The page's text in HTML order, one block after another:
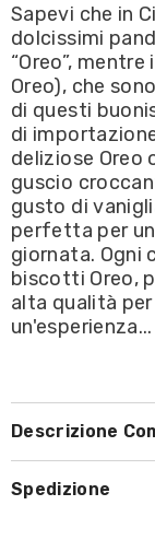
original
Panda.
116g
*Cina
Import
OFFERTA
SCADENZA
10/23
original
116g
*Cina
Import
10/23
Sapevi che in
dolcissimi
“Oreo”,
Oreo), che
di questi
di
deliziose Oreo
guscio
gusto di
perfetta per
giornata. Ogni
biscotti Oreo,
alta qualità
un'esperienza...
Descrizione
Spedizione